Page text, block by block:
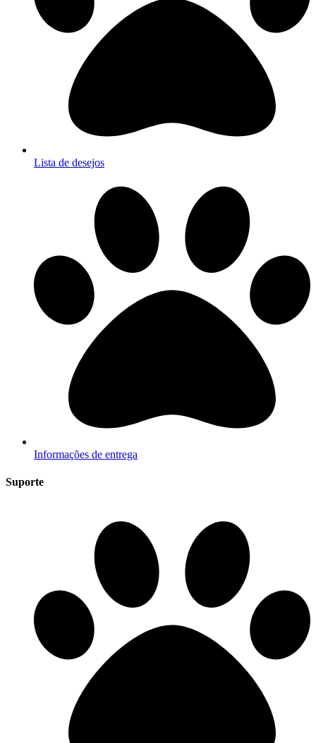
Lista de desejos
Informações de entrega
Suporte